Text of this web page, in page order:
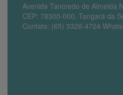
Avenida Tancredo de Almeida
CEP: 78300-000, Tangará da
Contato: (65) 3326-4724